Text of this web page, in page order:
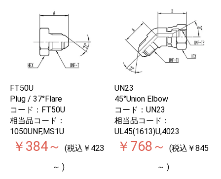
FT50U
Plug / 37°Flare
コード：FT50U
相当品コード：
1050UNF,MS1U
￥384～
(税込￥423
～ )
UN23
45°Union Elbow
コード：UN23
相当品コード：
UL45(1613)U,4023
￥768～
(税込￥845
～ )